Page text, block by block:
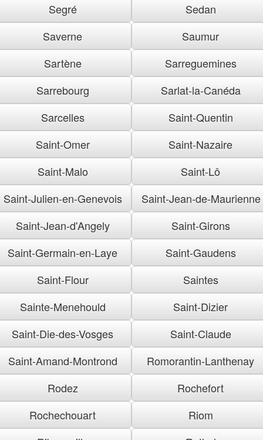
Segré
Sedan
Saverne
Saumur
Sartène
Sarreguemines
Sarrebourg
Sarlat-la-Canéda
Sarcelles
Saint-Quentin
Saint-Omer
Saint-Nazaire
Saint-Malo
Saint-Lô
Saint-Julien-en-Genevois
Saint-Jean-de-Maurienne
Saint-Jean-d'Angely
Saint-Girons
Saint-Germain-en-Laye
Saint-Gaudens
Saint-Flour
Saintes
Sainte-Menehould
Saint-Dizier
Saint-Die-des-Vosges
Saint-Claude
Saint-Amand-Montrond
Romorantin-Lanthenay
Rodez
Rochefort
Rochechouart
Riom